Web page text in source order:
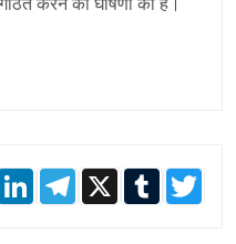
LinkedInTelegram
X Tumblr